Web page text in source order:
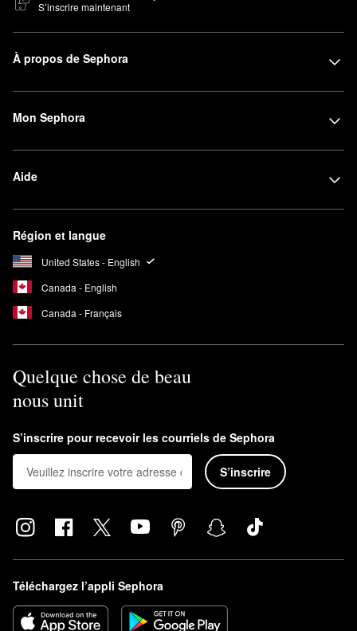
S’inscrire maintenant
À propos de Sephora
Mon Sephora
Aide
Région et langue
United States - English
Canada - English
Canada - Français
Quelque chose de beau
nous unit
S’inscrire pour recevoir les courriels de Sephora
S’inscrire
Téléchargez l’appli Sephora